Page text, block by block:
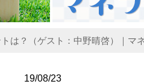
は？（ゲスト：中野晴啓）｜マ
19/08/23